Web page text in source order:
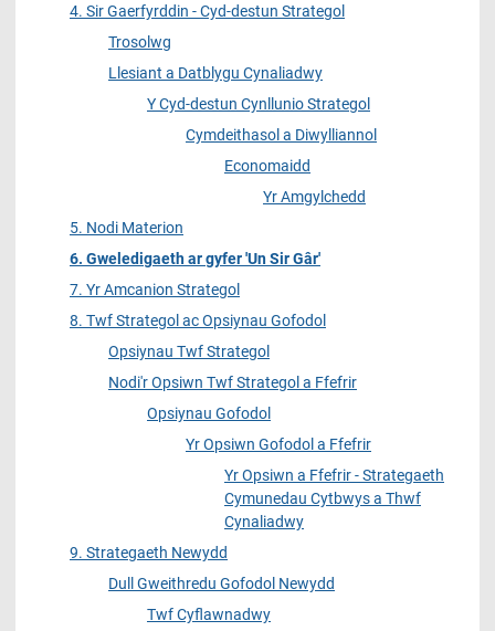
4. Sir Gaerfyrddin - Cyd-destun Strategol
Trosolwg
Llesiant a Datblygu Cynaliadwy
Y Cyd-destun Cynllunio Strategol
Cymdeithasol a Diwylliannol
Economaidd
Yr Amgylchedd
5. Nodi Materion
6. Gweledigaeth ar gyfer 'Un Sir Gâr'
7. Yr Amcanion Strategol
8. Twf Strategol ac Opsiynau Gofodol
Opsiynau Twf Strategol
Nodi'r Opsiwn Twf Strategol a Ffefrir
Opsiynau Gofodol
Yr Opsiwn Gofodol a Ffefrir
Yr Opsiwn a Ffefrir - Strategaeth
Cymunedau Cytbwys a Thwf
Cynaliadwy
9. Strategaeth Newydd
Dull Gweithredu Gofodol Newydd
Twf Cyflawnadwy